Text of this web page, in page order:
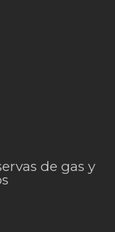
de gas y